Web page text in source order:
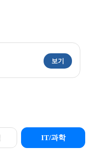
보기
IT/과학